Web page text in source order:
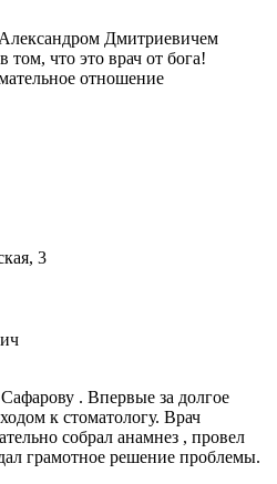
Дмитриевичем
что это врач от бога!
отношение
3
. Впервые за долгое
к стоматологу. Врач
собрал анамнез , провел
грамотное решение проблемы.